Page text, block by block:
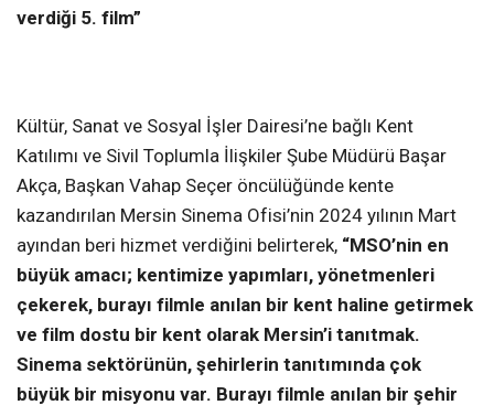
verdiği 5. film”
Kültür, Sanat ve Sosyal İşler Dairesi’ne bağlı Kent
Katılımı ve Sivil Toplumla İlişkiler Şube Müdürü Başar
Akça, Başkan Vahap Seçer öncülüğünde kente
kazandırılan Mersin Sinema Ofisi’nin 2024 yılının Mart
ayından beri hizmet verdiğini belirterek, “MSO’nin en
büyük amacı; kentimize yapımları, yönetmenleri
çekerek, burayı filmle anılan bir kent haline getirmek
ve film dostu bir kent olarak Mersin’i tanıtmak.
Sinema sektörünün, şehirlerin tanıtımında çok
büyük bir misyonu var. Burayı filmle anılan bir şehir